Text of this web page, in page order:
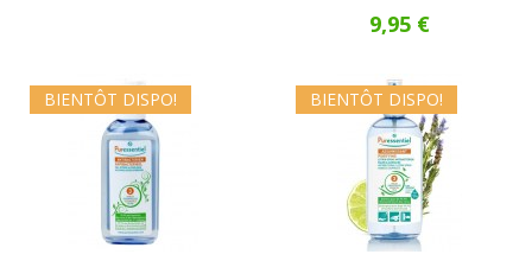
9,95 €
BIENTÔT DISPO! BIENTÔT DISPO!